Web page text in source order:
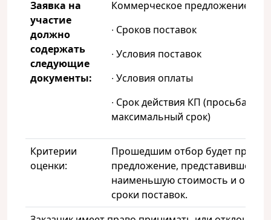
Заявка на
участие
должно
содержать
следующие
документы:
Коммерческое предложение с
∙ Сроков поставок
∙ Условия поставок
∙ Условия оплаты
∙ Срок действия КП (просьба
максимальный срок)
Критерии
оценки:
Прошедшим отбор будет
предложение, представившее
наименьшую стоимость и
сроки поставок.